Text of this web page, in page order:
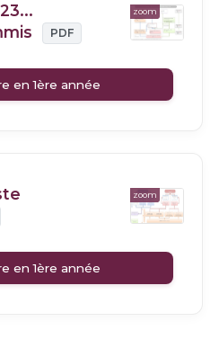
PDF
zoom
en 1ère année
zoom
en 1ère année